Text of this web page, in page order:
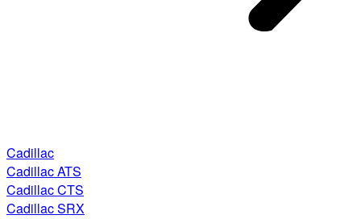
Cadillac
Cadillac ATS
Cadillac CTS
Cadillac SRX